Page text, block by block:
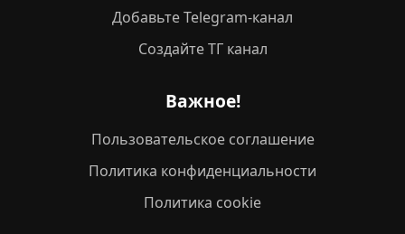
Добавьте Telegram-канал
Создайте ТГ канал
Важное!
Пользовательское соглашение
Политика конфиденциальности
Политика cookie